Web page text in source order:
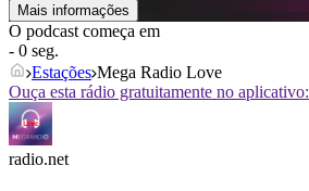
Mais informações
O podcast começa em
- 0 seg.
Estações Mega Radio Love
Ouça esta rádio gratuitamente no aplicativo:
radio.net